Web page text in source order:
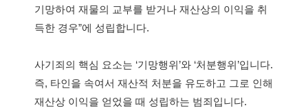
기망하여 재물의 교부를 받거나 재산상의 이익을 취
득한 경우”에 성립합니다.
사기죄의 핵심 요소는 ‘기망행위’와 ‘처분행위’입니다.
즉, 타인을 속여서 재산적 처분을 유도하고 그로 인해
재산상 이익을 얻었을 때 성립하는 범죄입니다.